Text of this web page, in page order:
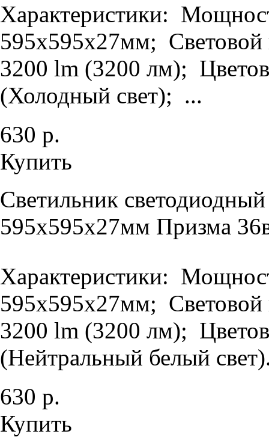
Характеристики:
595х595х27мм; Световой
3200 lm (3200 лм);
(Холодный свет); ...
630 р.
Купить
Светильник
595х595х27мм Призма
Характеристики:
595х595х27мм; Световой
3200 lm (3200 лм);
(Нейтральный белый
630 р.
Купить